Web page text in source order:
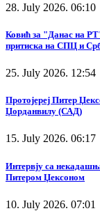
28. July 2026. 06:10
Ковић за "Данас на
притиска на СПЦ и
25. July 2026. 12:54
Протојереј Питер
Џорданвилу (САД)
15. July 2026. 06:17
Интервју са
Питером Џексоном
10. July 2026. 07:01